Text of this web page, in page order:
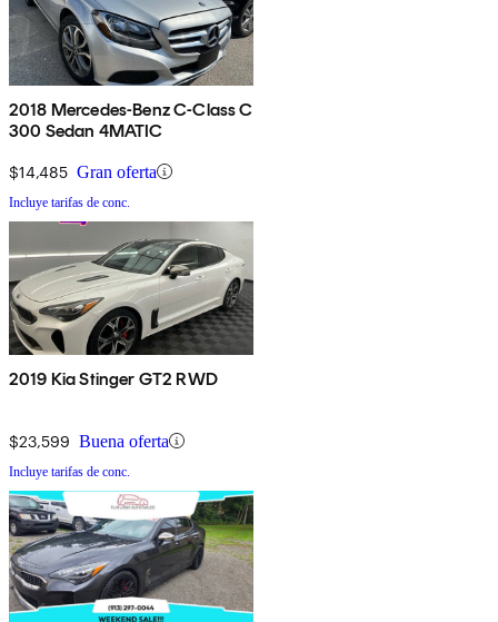
2018 Mercedes-Benz C-Class C
300 Sedan 4MATIC
$14,485 Gran oferta
Incluye tarifas de conc.
2019 Kia Stinger GT2 RWD
$23,599 Buena oferta
Incluye tarifas de conc.